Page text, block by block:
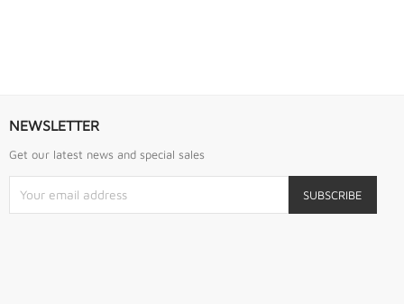
NEWSLETTER
Get our latest news and special sales